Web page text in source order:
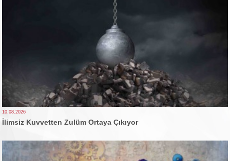
10.08.2026
İlimsiz Kuvvetten Zulüm Ortaya Çıkıyor